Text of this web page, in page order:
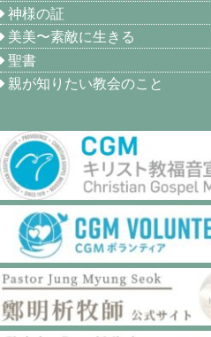
神様の証
美美〜素敵に生きる
聖書
親が知りたい教会のこと